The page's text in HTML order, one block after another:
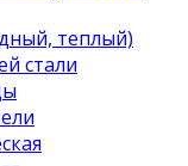
теплый)
стали